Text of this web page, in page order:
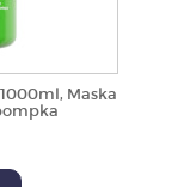
Maska